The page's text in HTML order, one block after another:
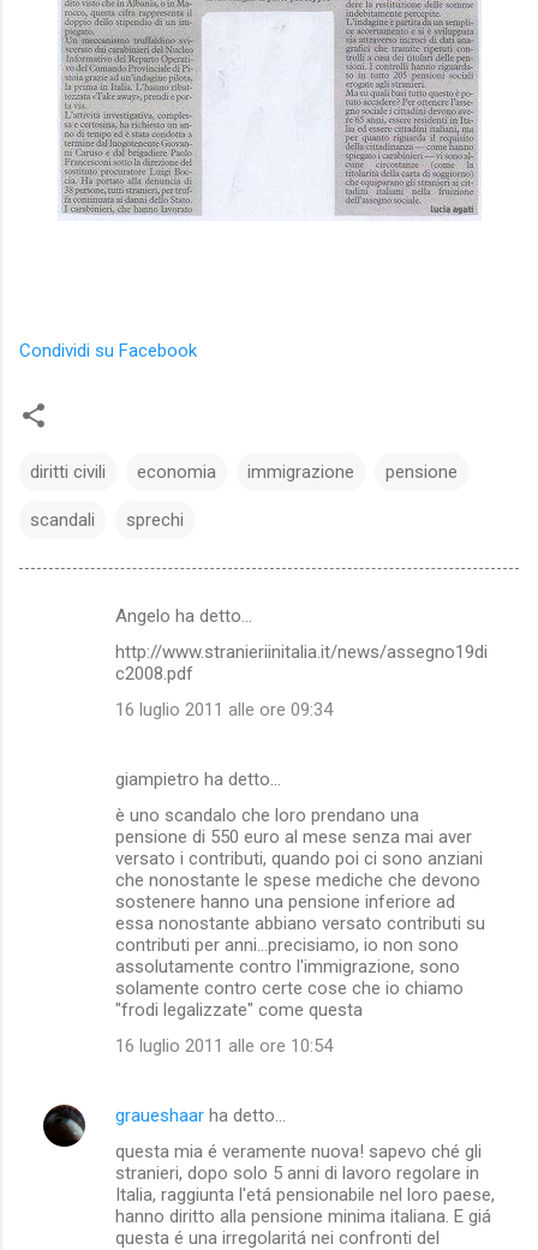
Condividi su Facebook
diritti civili economia immigrazione pensione
scandali sprechi
Angelo ha detto…
http://www.stranieriinitalia.it/news/assegno19di
c2008.pdf
16 luglio 2011 alle ore 09:34
giampietro ha detto…
è uno scandalo che loro prendano una
pensione di 550 euro al mese senza mai aver
versato i contributi, quando poi ci sono anziani
che nonostante le spese mediche che devono
sostenere hanno una pensione inferiore ad
essa nonostante abbiano versato contributi su
contributi per anni...precisiamo, io non sono
assolutamente contro l'immigrazione, sono
solamente contro certe cose che io chiamo
"frodi legalizzate" come questa
16 luglio 2011 alle ore 10:54
graueshaar ha detto…
questa mia é veramente nuova! sapevo ché gli
stranieri, dopo solo 5 anni di lavoro regolare in
Italia, raggiunta l'etá pensionabile nel loro paese,
hanno diritto alla pensione minima italiana. E giá
questa é una irregolaritá nei confronti del